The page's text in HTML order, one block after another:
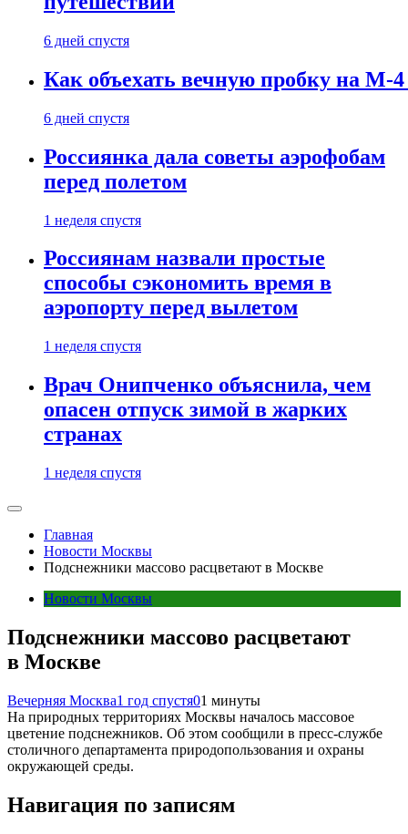
6 дней спустя
Как объехать вечную пробку на М-
6 дней спустя
Россиянка дала советы аэрофобам
перед полетом
1 неделя спустя
Россиянам назвали простые
способы сэкономить время в
аэропорту перед вылетом
1 неделя спустя
Врач Онипченко объяснила, чем
опасен отпуск зимой в жарких
странах
1 неделя спустя
Главная
Новости Москвы
Подснежники массово расцветают в Москве
Новости Москвы
Подснежники массово расцветают
в Москве
Вечерняя Москва1 год спустя01 минуты
На природных территориях Москвы началось массовое
цветение подснежников. Об этом сообщили в пресс-службе
столичного департамента природопользования и охраны
окружающей среды.
Навигация по записям